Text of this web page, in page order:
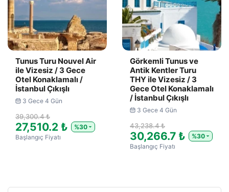
Tunus Turu Nouvel Air
ile Vizesiz / 3 Gece
Otel Konaklamalı /
İstanbul Çıkışlı
3 Gece 4 Gün
39,300.4 ₺
27,510.2 ₺
%30
Başlangıç Fiyatı
Görkemli Tunus ve
Antik Kentler Turu
THY ile Vizesiz / 3
Gece Otel Konaklamalı
/ İstanbul Çıkışlı
3 Gece 4 Gün
43,238.4 ₺
30,266.7 ₺
%30
Başlangıç Fiyatı